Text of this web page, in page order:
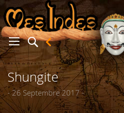
Shungite
- 26 Septembre 2017 -